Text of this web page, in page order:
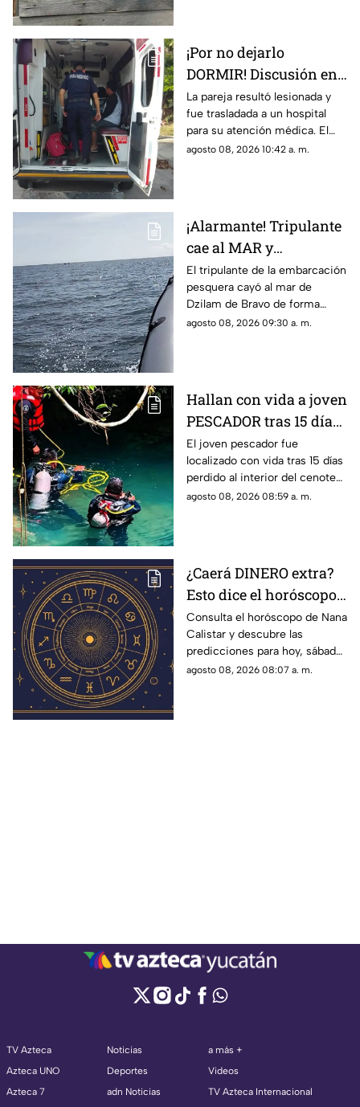
¡Por no dejarlo
DORMIR! Discusión en
pareja termina a g0lpes
en Mérida; reportan
lesionados
La pareja resultó lesionada y
fue trasladada a un hospital
para su atención médica. El
momento encendió las
agosto 08, 2026 10:42 a. m.
¡Alarmante! Tripulante
cae al MAR y
desaparece en Dzilam
de Bravo; esto se sabe
El tripulante de la embarcación
pesquera cayó al mar de
Dzilam de Bravo de forma
accidental, se registra una
agosto 08, 2026 09:30 a. m.
Hallan con vida a joven
PESCADOR tras 15 días
atrapado dentro de un
CENOTE; este era su
ATERRADOR escondite
El joven pescador fue
localizado con vida tras 15 días
perdido al interior del cenote
de Uxpanapa, te compartimos
agosto 08, 2026 08:59 a. m.
¿Caerá DINERO extra?
Esto dice el horóscopo
de HOY, sábado 8 de
agosto de Nana Calistar
Consulta el horóscopo de Nana
Calistar y descubre las
predicciones para hoy, sábado
8 de agosto en el amor,
agosto 08, 2026 08:07 a. m.
TV Azteca
Azteca UNO
Azteca 7
Noticias
Deportes
adn Noticias
a más +
Videos
TV Azteca Internacional